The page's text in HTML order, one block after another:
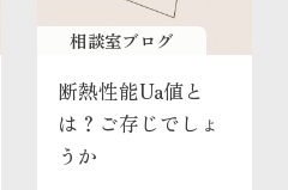
相談室ブログ
断熱性能Ua値と
は？ご存じでしょ
うか